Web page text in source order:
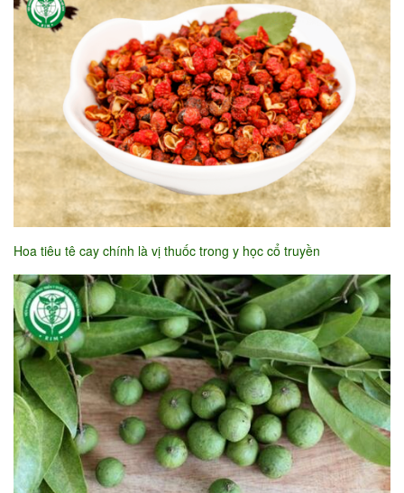
Hoa tiêu tê cay chính là vị thuốc trong y học cổ truyền